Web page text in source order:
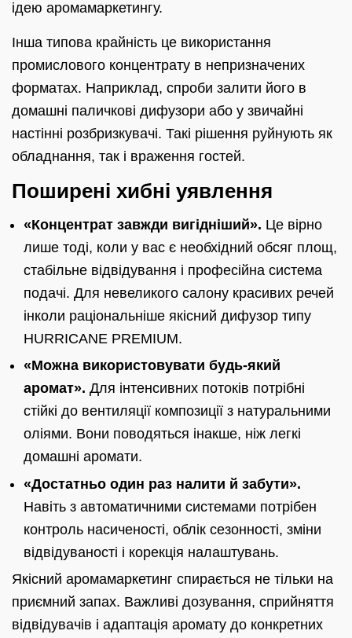
ідею аромамаркетингу.
Інша типова крайність це використання
промислового концентрату в непризначених
форматах. Наприклад, спроби залити його в
домашні паличкові дифузори або у звичайні
настінні розбризкувачі. Такі рішення руйнують як
обладнання, так і враження гостей.
Поширені хибні уявлення
«Концентрат завжди вигідніший». Це вірно
лише тоді, коли у вас є необхідний обсяг площ,
стабільне відвідування і професійна система
подачі. Для невеликого салону красивих речей
інколи раціональніше якісний дифузор типу
HURRICANE PREMIUM.
«Можна використовувати будь-який
аромат». Для інтенсивних потоків потрібні
стійкі до вентиляції композиції з натуральними
оліями. Вони поводяться інакше, ніж легкі
домашні аромати.
«Достатньо один раз налити й забути».
Навіть з автоматичними системами потрібен
контроль насиченості, облік сезонності, зміни
відвідуваності і корекція налаштувань.
Якісний аромамаркетинг спирається не тільки на
приємний запах. Важливі дозування, сприйняття
відвідувачів і адаптація аромату до конкретних